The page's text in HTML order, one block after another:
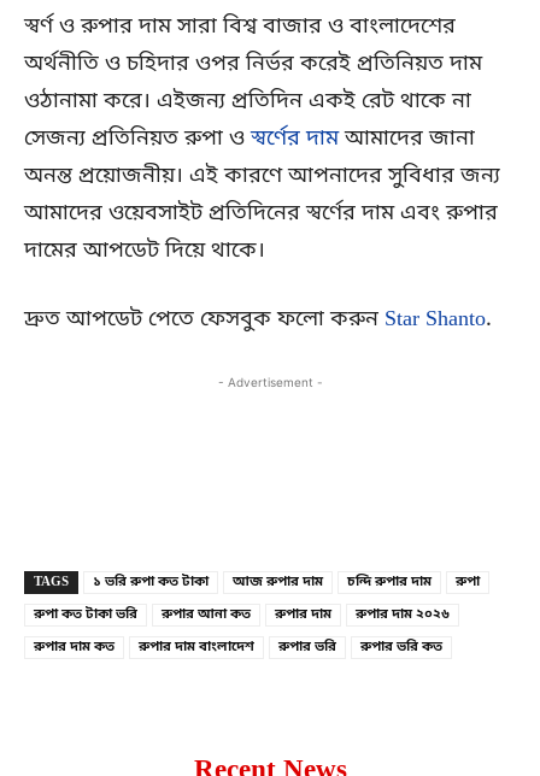
স্বর্ণ ও রুপার দাম সারা বিশ্ব বাজার ও বাংলাদেশের
অর্থনীতি ও চহিদার ওপর নির্ভর করেই প্রতিনিয়ত দাম
ওঠানামা করে। এইজন্য প্রতিদিন একই রেট থাকে না
সেজন্য প্রতিনিয়ত রুপা ওস্বর্ণের দামআমাদের জানা
অনন্ত প্রয়োজনীয়। এই কারণে আপনাদের সুবিধার জন্য
আমাদের ওয়েবসাইট প্রতিদিনের স্বর্ণের দাম এবং রুপার
দামের আপডেট দিয়ে থাকে।
দ্রুত আপডেট পেতে ফেসবুক ফলো করুন Star Shanto.
- Advertisement -
TAGS ১ ভরি রুপা কত টাকা আজ রুপার দাম চন্দি রুপার দাম
রুপা
রুপা কত টাকা ভরি
রুপার আনা কত রুপার দাম
রুপার দাম ২০২৬
রুপার দাম কত
রুপার দাম বাংলাদেশ রুপার ভরি রুপার ভরি কত
Recent News